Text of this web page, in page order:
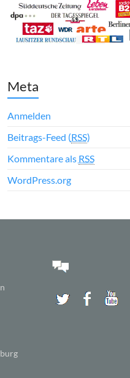
Meta
Anmelden
Beitrags-Feed (RSS)
Kommentare als RSS
WordPress.org